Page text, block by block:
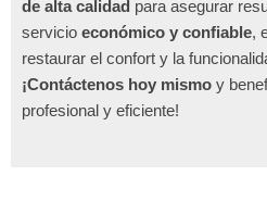
de alta calidad para asegurar
servicio económico y confiable,
restaurar el confort y la
¡Contáctenos hoy mismo y
profesional y eficiente!